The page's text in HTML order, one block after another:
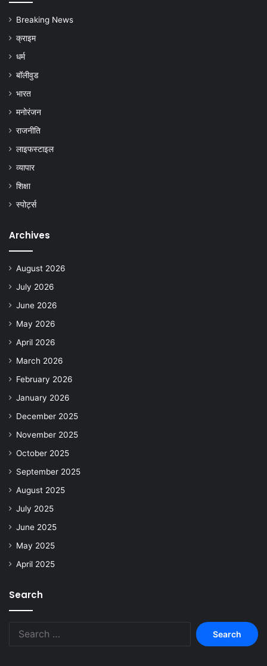
Breaking News
क्राइम
धर्म
बॉलीवुड
भारत
मनोरंजन
राजनीति
लाइफस्टाइल
व्यापार
शिक्षा
स्पोर्ट्स
Archives
August 2026
July 2026
June 2026
May 2026
April 2026
March 2026
February 2026
January 2026
December 2025
November 2025
October 2025
September 2025
August 2025
July 2025
June 2025
May 2025
April 2025
Search